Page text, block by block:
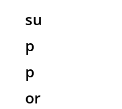
su
p
p
or